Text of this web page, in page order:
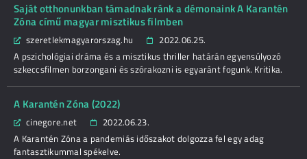
Saját otthonunkban támadnak ránk a démonaink A Karantén
Zóna című magyar misztikus filmben
szeretlekmagyarorszag.hu
2022.06.25.
A pszichológiai dráma és a misztikus thriller határán egyensúlyozó
szkeccsfilmen borzongani és szórakozni is egyaránt fogunk. Kritika.
A Karantén Zóna (2022)
cinegore.net
2022.06.23.
A Karantén Zóna a pandemiás időszakot dolgozza fel egy adag
fantasztikummal spékelve.